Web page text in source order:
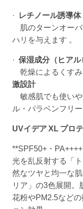
·
レチノール誘導体
肌のターンオーバ
ハリを与えます 。
· 保湿成分（ヒアル
乾燥によるくすみ
激設計
敏感肌でも使いや
ル・パラベンフリー
UVイデア XL プロ
**SPF50+・
光を乱反射する「
然なツヤと均一な
リア」の3色展開。
花粉やPM2.5など